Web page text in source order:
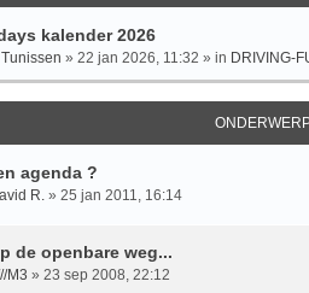
kalender 2026
» 22 jan 2026, 11:32 » in DRIVING-
agenda ?
R. » 25 jan 2011, 16:14
de openbare weg...
M3 » 23 sep 2008, 22:12